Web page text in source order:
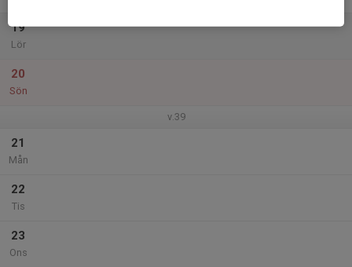
19
Lör
20
Sön
v.39
21
Mån
22
Tis
23
Ons